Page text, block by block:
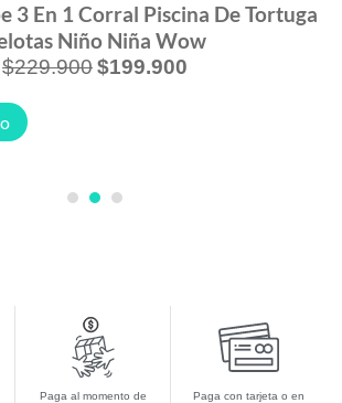
3 En 1 Corral Piscina De Tortuga
Niño Niña Wow
$229.900$199.900
Paga al momento de
Paga con tarjeta o en